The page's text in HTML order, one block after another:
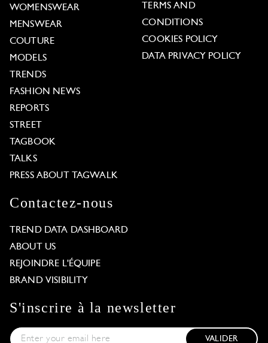
WOMENSWEAR
MENSWEAR
COUTURE
MODELS
TRENDS
FASHION NEWS
REPORTS
STREET
TAGBOOK
TALKS
PRESS ABOUT TAGWALK
TERMS AND
CONDITIONS
COOKIES POLICY
DATA PRIVACY POLICY
Contactez-nous
TREND DATA DASHBOARD
ABOUT US
REJOINDRE L'ÉQUIPE
BRAND VISIBILITY
S'inscrire à la newsletter
VALIDER